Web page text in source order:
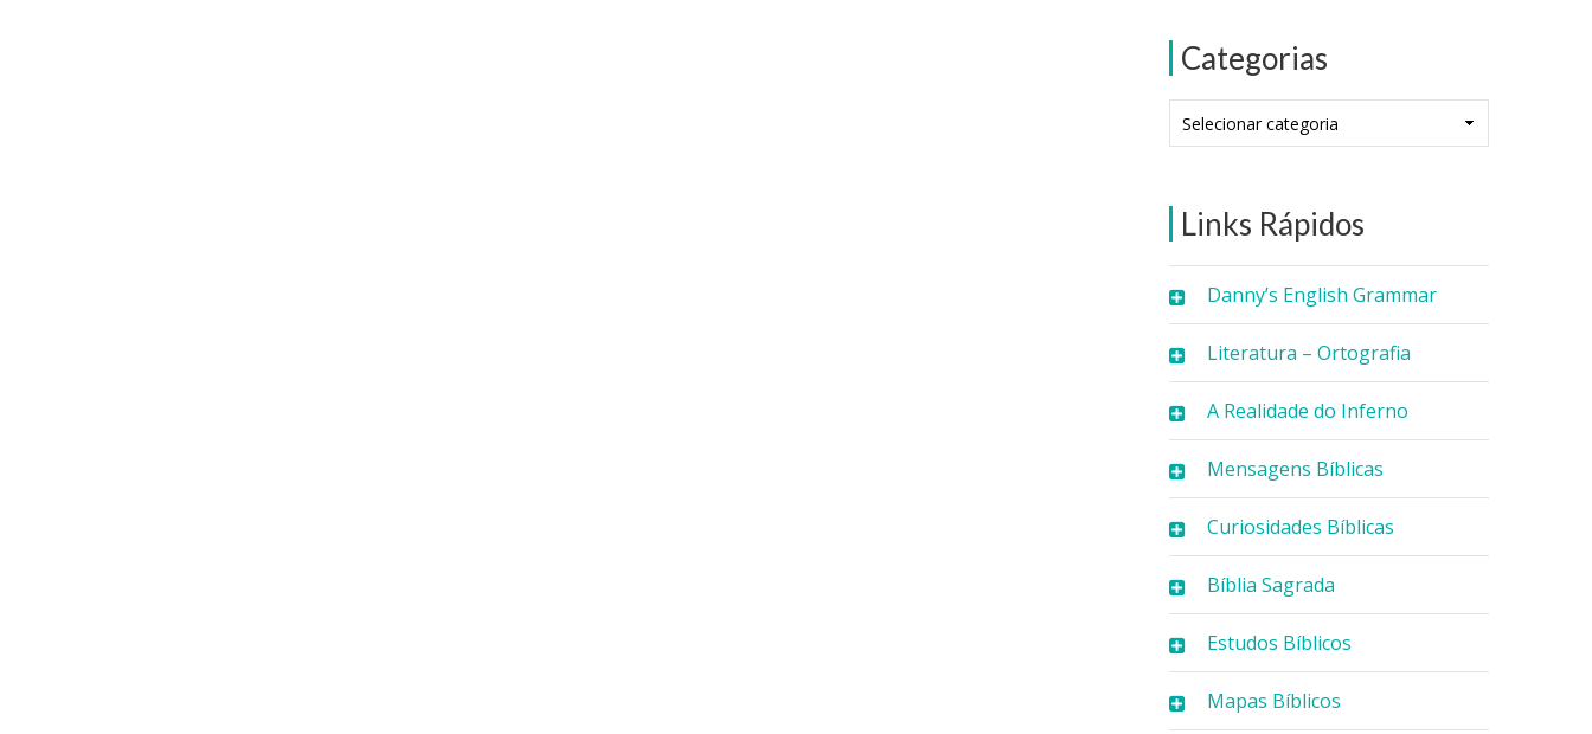
Categorias
Links Rápidos
Danny’s English Grammar
Literatura – Ortografia
A Realidade do Inferno
Mensagens Bíblicas
Curiosidades Bíblicas
Bíblia Sagrada
Estudos Bíblicos
Mapas Bíblicos